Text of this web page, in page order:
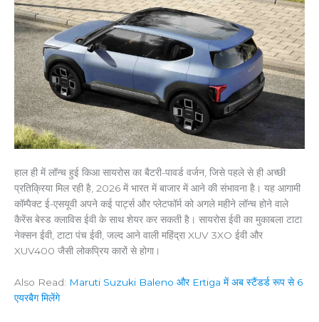
हाल ही में लॉन्च हुई किआ सायरोस का बैटरी-पावर्ड वर्जन, जिसे पहले से ही अच्छी
प्रतिक्रिया मिल रही है, 2026 में भारत में बाजार में आने की संभावना है। यह आगामी
कॉम्पैक्ट ई-एसयूवी अपने कई पार्ट्स और प्लेटफॉर्म को अगले महीने लॉन्च होने वाले
कैरेंस बेस्ड क्लाविस ईवी के साथ शेयर कर सकती है। सायरोस ईवी का मुकाबला टाटा
नेक्सन ईवी, टाटा पंच ईवी, जल्द आने वाली महिंद्रा XUV 3XO ईवी और
XUV400 जैसी लोकप्रिय कारों से होगा।
Also Read: Maruti Suzuki Baleno और Ertiga में अब स्टैंडर्ड रूप से 6
एयरबैग मिलेंगे